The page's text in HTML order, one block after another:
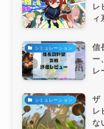
レ
ィ
シミュレーション
信
ー
レ
シミュレーション
ザ
レ
な